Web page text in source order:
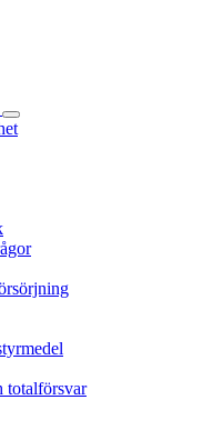
totalförsvar